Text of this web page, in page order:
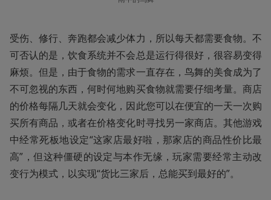
受伤、修行、奔跑都会减少体力，所以每天都需要食物。不
可否认的是，饮食系统并不会总是运行得很好，很容易变得
麻烦。但是，由于食物的需求一直存在，鸟舞的美食成为了
不可忽视的东西，何时何地购买食物就需要仔细考量。商店
的价格每隔几天就会变化，因此您可以在便宜的一天一次购
买所有商品，或者在价格变化时寻找另一家商店。其他游戏
中经常死板地设定“这家店最好啦，那家店的商品性价比最
高”，但这种僵硬的设定与本作无缘，玩家需要经常主动改
变行为模式，以实现“货比三家后，总能买到最好的”。